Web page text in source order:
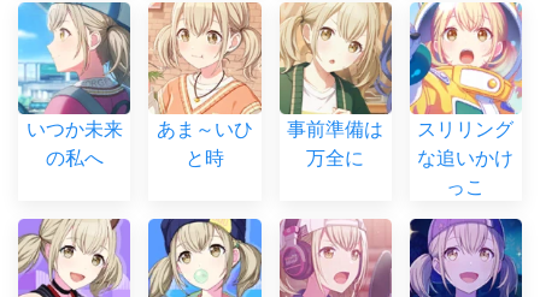
いつか未来
の私へ
あま～いひ
と時
事前準備は
万全に
スリリング
な追いかけ
っこ